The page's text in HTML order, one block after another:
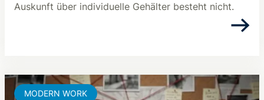
Auskunft über individuelle Gehälter besteht nicht.
MODERN WORK